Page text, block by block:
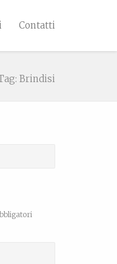
Contatti
Brindisi